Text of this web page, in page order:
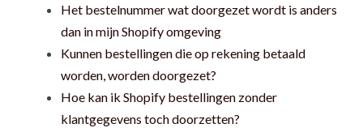
Het bestelnummer wat doorgezet wordt is anders
dan in mijn Shopify omgeving
Kunnen bestellingen die op rekening betaald
worden, worden doorgezet?
Hoe kan ik Shopify bestellingen zonder
klantgegevens toch doorzetten?